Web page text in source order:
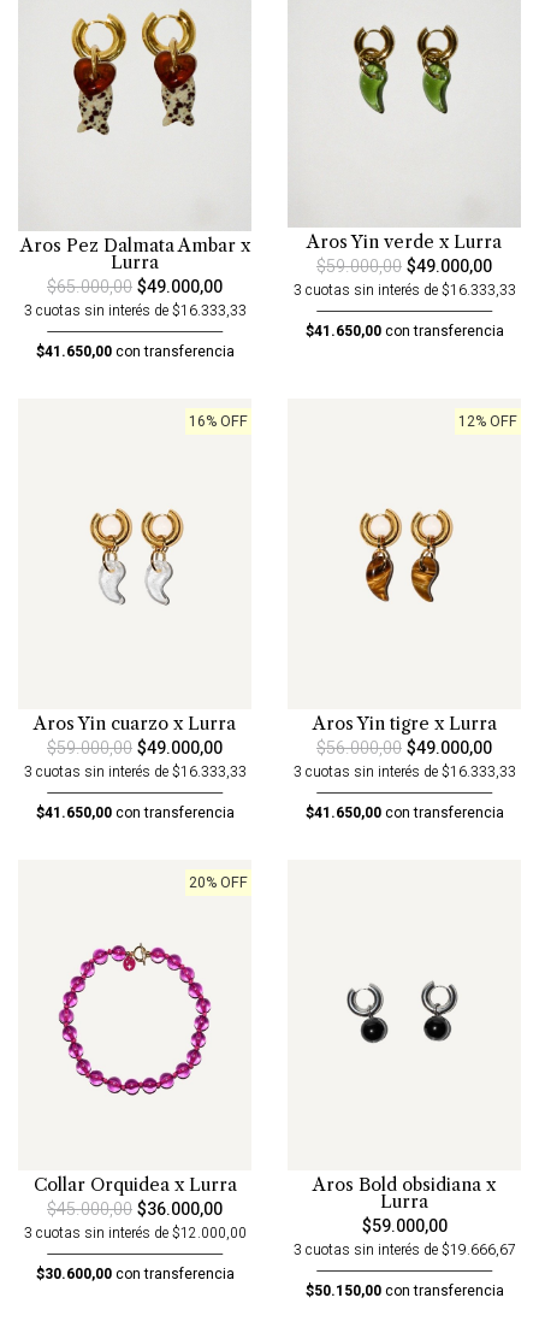
Aros Pez Dalmata Ambar x
Lurra
$65.000,00$49.000,00
3 cuotas sin interés de $16.333,33
$41.650,00con transferencia
Aros Yin verde x Lurra
$59.000,00$49.000,00
3 cuotas sin interés de $16.333,33
$41.650,00con transferencia
16% OFF
Aros Yin cuarzo x Lurra
$59.000,00$49.000,00
3 cuotas sin interés de $16.333,33
$41.650,00con transferencia
12% OFF
Aros Yin tigre x Lurra
$56.000,00$49.000,00
3 cuotas sin interés de $16.333,33
$41.650,00con transferencia
20% OFF
Collar Orquidea x Lurra
$45.000,00$36.000,00
3 cuotas sin interés de $12.000,00
$30.600,00con transferencia
Aros Bold obsidiana x
Lurra
$59.000,00
3 cuotas sin interés de $19.666,67
$50.150,00con transferencia